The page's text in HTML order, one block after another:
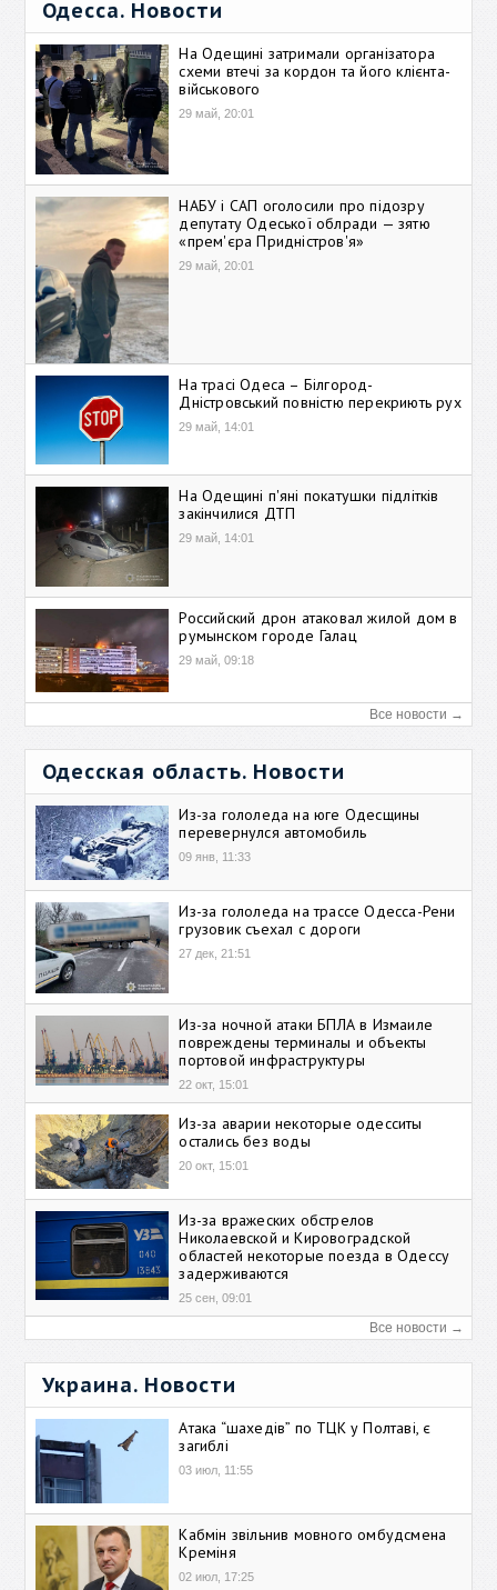
Одесса. Новости
На Одещині затримали організатора
схеми втечі за кордон та його клієнта-
військового
29 май, 20:01
НАБУ і САП оголосили про підозру
депутату Одеської облради — зятю
«прем'єра Придністров'я»
29 май, 20:01
На трасі Одеса – Білгород-
Дністровський повністю перекриють рух
29 май, 14:01
На Одещині п'яні покатушки підлітків
закінчилися ДТП
29 май, 14:01
Российский дрон атаковал жилой дом в
румынском городе Галац
29 май, 09:18
Все новости →
Одесская область. Новости
Из-за гололеда на юге Одесщины
перевернулся автомобиль
09 янв, 11:33
Из-за гололеда на трассе Одесса-Рени
грузовик съехал с дороги
27 дек, 21:51
Из-за ночной атаки БПЛА в Измаиле
повреждены терминалы и объекты
портовой инфраструктуры
22 окт, 15:01
Из-за аварии некоторые одесситы
остались без воды
20 окт, 15:01
Из-за вражеских обстрелов
Николаевской и Кировоградской
областей некоторые поезда в Одессу
задерживаются
25 сен, 09:01
Все новости →
Украина. Новости
Атака “шахедів” по ТЦК у Полтаві, є
загиблі
03 июл, 11:55
Кабмін звільнив мовного омбудсмена
Креміня
02 июл, 17:25